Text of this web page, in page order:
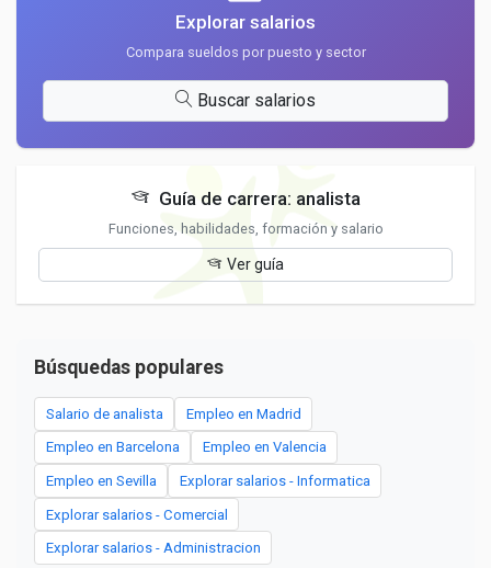
Explorar salarios
Compara sueldos por puesto y sector
Buscar salarios
Guía de carrera: analista
Funciones, habilidades, formación y salario
Ver guía
Búsquedas populares
Salario de analista Empleo en Madrid
Empleo en Barcelona Empleo en Valencia
Empleo en Sevilla Explorar salarios - Informatica
Explorar salarios - Comercial
Explorar salarios - Administracion